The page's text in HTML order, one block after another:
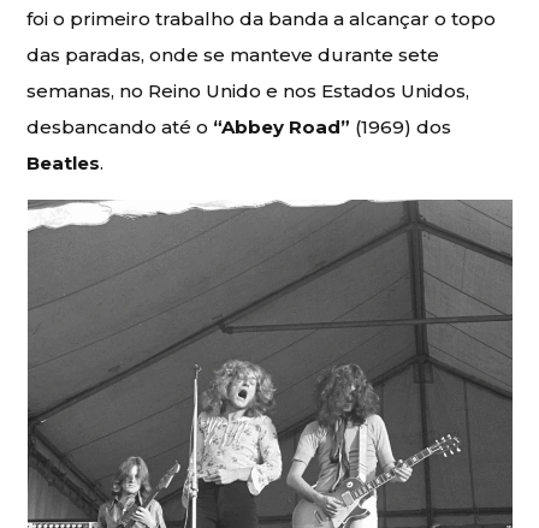
foi o primeiro trabalho da banda a alcançar o topo
das paradas, onde se manteve durante sete
semanas, no Reino Unido e nos Estados Unidos,
desbancando até o “Abbey Road” (1969) dos
Beatles.